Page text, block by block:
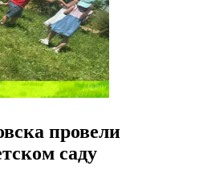
провели
саду